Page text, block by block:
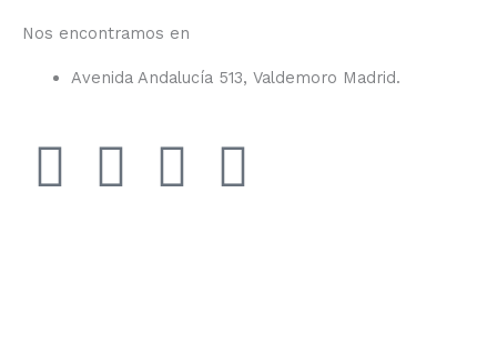
Nos encontramos en
Avenida Andalucía 513, Valdemoro Madrid.
F
I
Y
T